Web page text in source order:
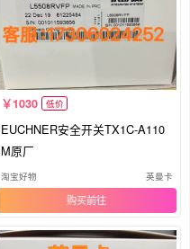
1030 低价
EUCHNER安全开关TX1C-A110
M原厂
淘宝好物 英曼卡
购买